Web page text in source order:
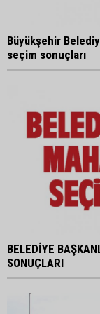
Büyükşehir
seçim sonuçları
BELEDİYE
SONUÇLARI